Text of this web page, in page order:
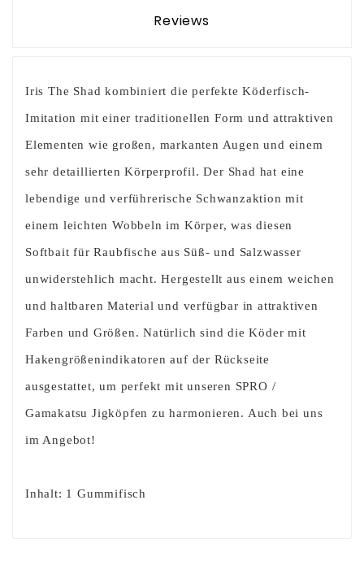
Reviews
Iris The Shad kombiniert die perfekte Köderfisch-
Imitation mit einer traditionellen Form und attraktiven
Elementen wie großen, markanten Augen und einem
sehr detaillierten Körperprofil. Der Shad hat eine
lebendige und verführerische Schwanzaktion mit
einem leichten Wobbeln im Körper, was diesen
Softbait für Raubfische aus Süß- und Salzwasser
unwiderstehlich macht. Hergestellt aus einem weichen
und haltbaren Material und verfügbar in attraktiven
Farben und Größen. Natürlich sind die Köder mit
Hakengrößenindikatoren auf der Rückseite
ausgestattet, um perfekt mit unseren SPRO /
Gamakatsu Jigköpfen zu harmonieren. Auch bei uns
im Angebot!
Inhalt: 1 Gummifisch